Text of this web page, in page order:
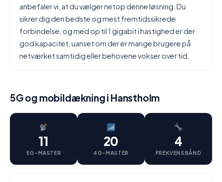
anbefaler vi, at du vælger netop denne løsning. Du
sikrer dig den bedste og mest fremtidssikrede
forbindelse, og med op til 1 gigabit i hastighed er der
god kapacitet, uanset om der er mange brugere på
netværket samtidig eller behovene vokser over tid.
5G og mobildækning i Hanstholm
11
5G-MASTER
20
4G-MASTER
4
FREKVENSBÅND